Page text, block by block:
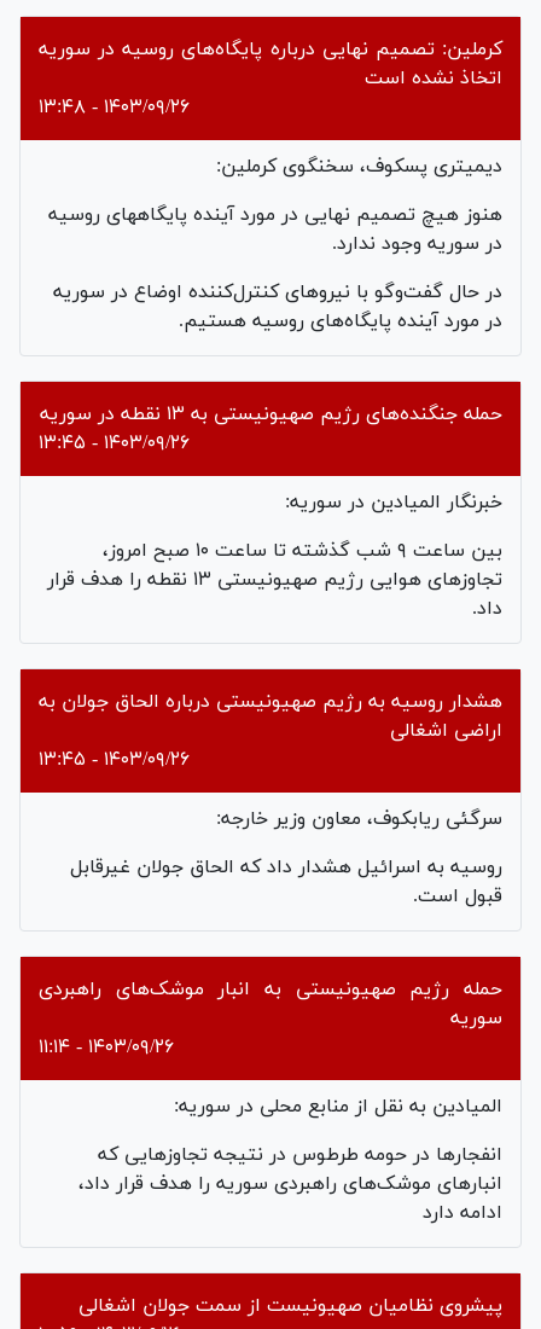
کرملین: تصمیم نهایی درباره پایگاه‌های روسیه در سوریه
اتخاذ نشده است
۱۴۰۳/۰۹/۲۶ - ۱۳:۴۸
دیمیتری پسکوف، سخنگوی کرملین:
هنوز هیچ تصمیم نهایی در مورد آینده پایگاههای روسیه
در سوریه وجود ندارد.
در حال گفت‌وگو با نیروهای کنترل‌کننده اوضاع در سوریه
در مورد آینده پایگاه‌های روسیه هستیم.
حمله جنگنده‌های رژیم صهیونیستی به ۱۳ نقطه در سوریه
۱۴۰۳/۰۹/۲۶ - ۱۳:۴۵
خبرنگار المیادین در سوریه:
بین ساعت ۹ شب گذشته تا ساعت ۱۰ صبح امروز،
تجاوز‌های هوایی رژیم صهیونیستی ۱۳ نقطه را هدف قرار
داد.
هشدار روسیه به رژیم صهیونیستی درباره الحاق جولان به
اراضی اشغالی
۱۴۰۳/۰۹/۲۶ - ۱۳:۴۵
سرگئی ریابکوف، معاون وزیر خارجه:
روسیه به اسرائیل هشدار داد که الحاق جولان غیرقابل
قبول است.
حمله رژیم صهیونیستی به انبار موشک‌های راهبردی
سوریه
۱۴۰۳/۰۹/۲۶ - ۱۱:۱۴
المیادین به نقل از منابع محلی در سوریه:
انفجارها در حومه طرطوس در نتیجه تجاوزهایی که
انبارهای موشک‌های راهبردی سوریه را هدف قرار داد،
ادامه دارد
پیشروی نظامیان صهیونیست از سمت جولان اشغالی